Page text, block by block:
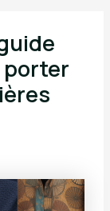
porter